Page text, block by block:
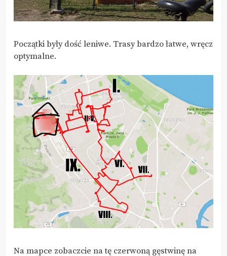
Początki były dość leniwe. Trasy bardzo łatwe, wręcz
optymalne.
Na mapce zobaczcie na tę czerwoną gęstwinę na